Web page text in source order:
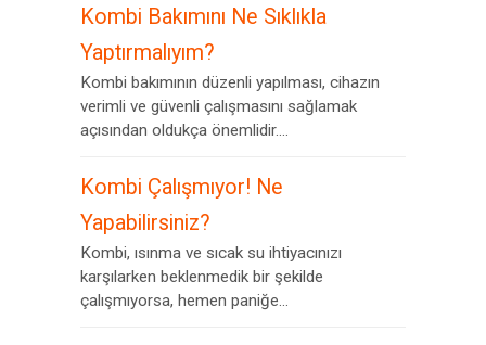
Kombi Bakımını Ne Sıklıkla
Yaptırmalıyım?
Kombi bakımının düzenli yapılması, cihazın
verimli ve güvenli çalışmasını sağlamak
açısından oldukça önemlidir....
Kombi Çalışmıyor! Ne
Yapabilirsiniz?
Kombi, ısınma ve sıcak su ihtiyacınızı
karşılarken beklenmedik bir şekilde
çalışmıyorsa, hemen paniğe...